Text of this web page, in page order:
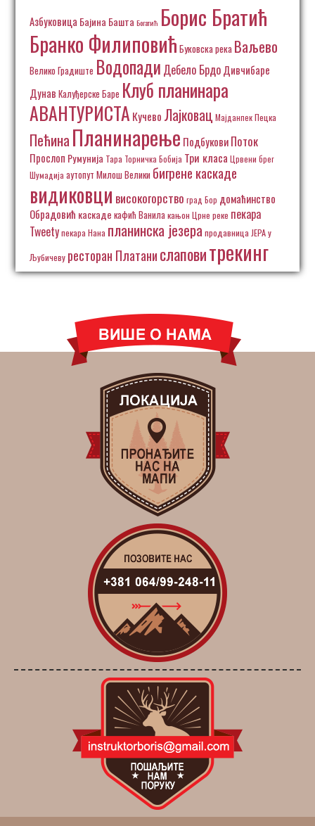
Азбуковица Бајина Башта Богатић Борис Братић
Бранко Филиповић Буковска река Ваљево
Велико Градиште Водопади Дебело БрдоДивчибаре
Дунав Калуђерске Баре Клуб планинара
АВАНТУРИСТА Кучево Лајковац Мајданпек Пецка
Пећина Планинарење ПодбуковиПоток
Прослоп Румунија Тара Торничка Бобија Три класа Црвени брег
Шумадија аутопут Милош Велики бигрене каскаде
видиковци високогорство град Бор домаћинство
Обрадовић каскаде кафић Ванила кањон Црне реке пекара
Tweetyпекара Нана планинска језера продавница ЈЕРА у
Љубичеву ресторан Платанислаповитрекинг